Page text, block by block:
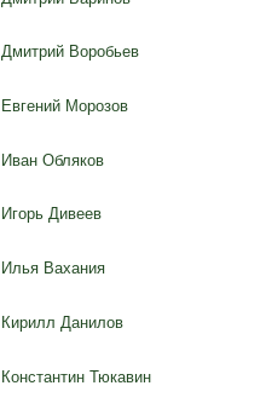
Дмитрий Воробьев
Евгений Морозов
Иван Обляков
Игорь Дивеев
Илья Вахания
Кирилл Данилов
Константин Тюкавин